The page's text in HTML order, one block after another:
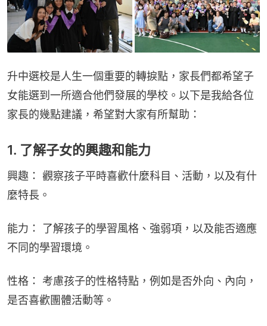
升中選校是人生一個重要的轉捩點，家長們都希望子
女能選到一所適合他們發展的學校。以下是我給各位
家長的幾點建議，希望對大家有所幫助：
1. 了解子女的興趣和能力
興趣： 觀察孩子平時喜歡什麼科目、活動，以及有什
麼特長。
能力： 了解孩子的學習風格、強弱項，以及能否適應
不同的學習環境。
性格： 考慮孩子的性格特點，例如是否外向、內向，
是否喜歡團體活動等。